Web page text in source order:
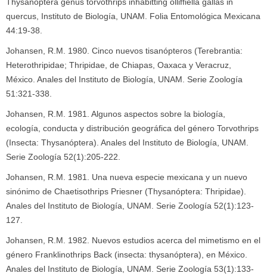
quercus, Instituto de Biología, UNAM. Folia Entomológica Mexicana
44:19-38.
Johansen, R.M. 1980. Cinco nuevos tisanópteros (Terebrantia:
Heterothripidae; Thripidae, de Chiapas, Oaxaca y Veracruz,
México. Anales del Instituto de Biología, UNAM. Serie Zoología
51:321-338.
Johansen, R.M. 1981. Algunos aspectos sobre la biología,
ecología, conducta y distribución geográfica del género Torvothrips
(Insecta: Thysanóptera). Anales del Instituto de Biología, UNAM.
Serie Zoología 52(1):205-222.
Johansen, R.M. 1981. Una nueva especie mexicana y un nuevo
sinónimo de Chaetisothrips Priesner (Thysanóptera: Thripidae).
Anales del Instituto de Biología, UNAM. Serie Zoología 52(1):123-
127.
Johansen, R.M. 1982. Nuevos estudios acerca del mimetismo en el
género Franklinothrips Back (insecta: thysanóptera), en México.
Anales del Instituto de Biología, UNAM. Serie Zoología 53(1):133-